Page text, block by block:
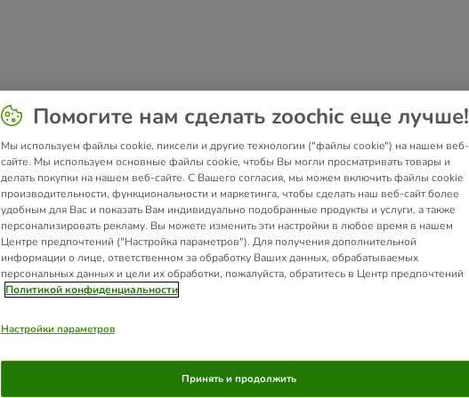
Помогите нам сделать zoochic еще лучше!
Мы используем файлы cookie, пиксели и другие технологии ("файлы cookie") на нашем веб-
сайте. Мы используем основные файлы cookie, чтобы Вы могли просматривать товары и
делать покупки на нашем веб-сайте. С Вашего согласия, мы можем включить файлы cookie
производительности, функциональности и маркетинга, чтобы сделать наш веб-сайт более
удобным для Вас и показать Вам индивидуально подобранные продукты и услуги, а также
персонализировать рекламу. Вы можете изменить эти настройки в любое время в нашем
Центре предпочтений ("Настройка параметров"). Для получения дополнительной
информации о лице, ответственном за обработку Ваших данных, обрабатываемых
персональных данных и цели их обработки, пожалуйста, обратитесь в Центр предпочтений
Политикой конфиденциальности
Настройки параметров
Принять и продолжить